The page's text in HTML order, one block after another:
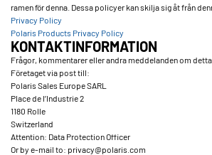
ramen för denna. Dessa policyer kan skilja sig åt från
Privacy Policy
Polaris Products Privacy Policy
KONTAKTINFORMATION
Frågor, kommentarer eller andra meddelanden om
Företaget via post till:
Polaris Sales Europe SARL
Place de l’Industrie 2
1180 Rolle
Switzerland
Attention: Data Protection Officer
Or by e-mail to: privacy@polaris.com